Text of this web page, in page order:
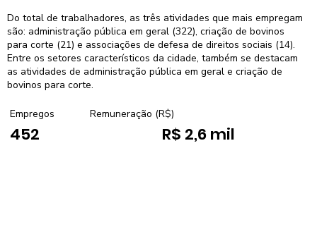
Do total de trabalhadores, as três atividades que mais empregam
são: administração pública em geral (322), criação de bovinos
para corte (21) e associações de defesa de direitos sociais (14).
Entre os setores característicos da cidade, também se destacam
as atividades de administração pública em geral e criação de
bovinos para corte.
Empregos
452
Remuneração (R$)
R$ 2,6 mil